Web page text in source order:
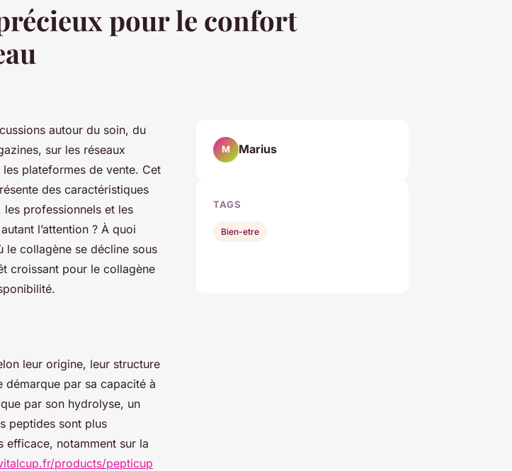
pour le confort
autour du soin, du
sur les réseaux
plateformes de vente. Cet
des caractéristiques
professionnels et les
l’attention ? À quoi
le collagène se décline sous
croissant pour le collagène
leur origine, leur structure
démarque par sa capacité à
par son hydrolyse, un
peptides sont plus
efficace, notamment sur la
products/pepticup
M Marius
TAGS
Bien-etre